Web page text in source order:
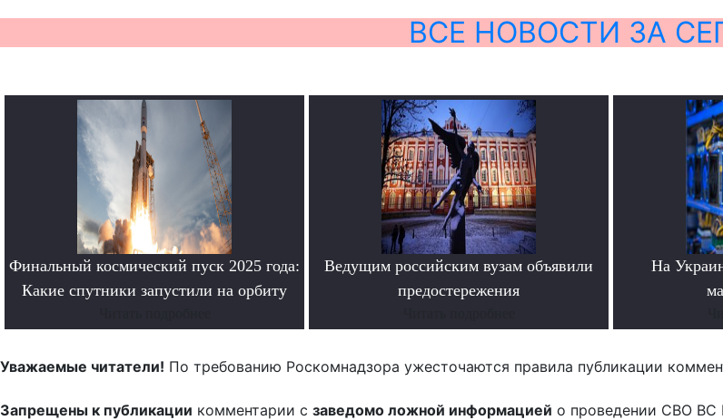
ВСЕ НОВОСТИ ЗА
Финальный космический пуск 2025 года:
Какие спутники запустили на орбиту
Ведущим российским вузам объявили
предостережения
На
Уважаемые читатели! По требованию Роскомнадзора ужесточаются правила публикации
Запрещены к публикации комментарии с заведомо ложной информацией о проведении СВО ВС